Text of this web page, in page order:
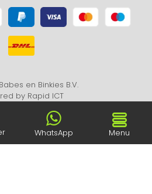
en Binkies B.V.
by Rapid ICT
WhatsApp Menu